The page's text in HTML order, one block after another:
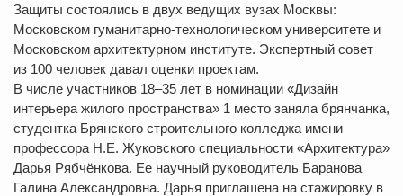
Защиты состоялись в двух ведущих вузах Москвы:
Московском гуманитарно-технологическом университете и
Московском архитектурном институте. Экспертный совет
из 100 человек давал оценки проектам.
В числе участников 18–35 лет в номинации «Дизайн
интерьера жилого пространства» 1 место заняла брянчанка,
студентка Брянского строительного колледжа имени
профессора Н.Е. Жуковского специальности «Архитектура»
Дарья Рябчёнкова. Ее научный руководитель Баранова
Галина Александровна. Дарья приглашена на стажировку в